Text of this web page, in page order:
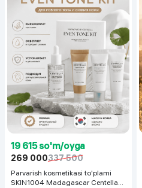
19 615 so'm/oyga
269 000337 500
Parvarish kosmetikasi to'plami
SKIN1004 Madagascar Centella